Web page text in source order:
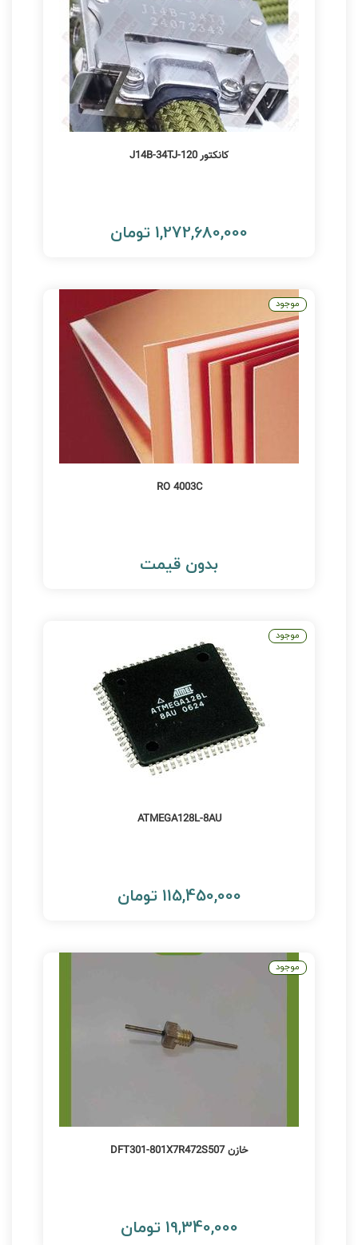
کانکتور 120-J14B-34TJ
1,272,680,000 تومان
RO 4003C
بدون قیمت
موجود
ATMEGA128L-8AU
115,450,000 تومان
موجود
خازن DFT301-801X7R472S507
19,340,000 تومان
موجود